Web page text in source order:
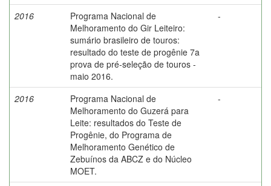
2016
Programa Nacional de
Melhoramento do Gir Leiteiro:
sumário brasileiro de touros:
resultado do teste de progênie 7a
prova de pré-seleção de touros -
maio 2016.
-
2016
Programa Nacional de
Melhoramento do Guzerá para
Leite: resultados do Teste de
Progênie, do Programa de
Melhoramento Genético de
Zebuínos da ABCZ e do Núcleo
MOET.
-